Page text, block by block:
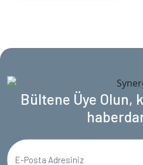
Bültene Üye Olun,